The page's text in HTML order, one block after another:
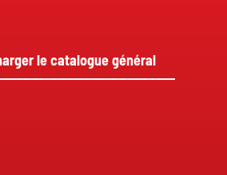
le catalogue général